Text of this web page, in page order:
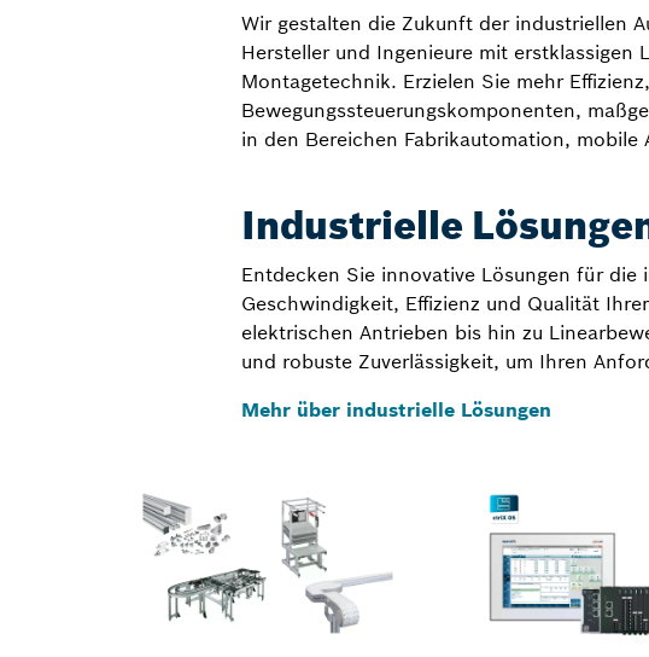
Wir gestalten die Zukunft der industriellen
Hersteller und Ingenieure mit
Montagetechnik. Erzielen Sie mehr
Bewegungssteuerungskomponenten,
in den Bereichen Fabrikautomation,
Industrielle
Entdecken Sie innovative Lösungen für die
Geschwindigkeit, Effizienz und Qualität
elektrischen Antrieben bis hin zu
und robuste Zuverlässigkeit, um Ihren
Mehr über industrielle Lösungen